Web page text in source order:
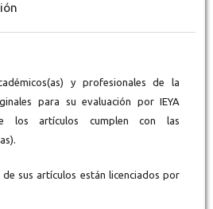
y profesionales de la
para su evaluación por IEYA
los artículos cumplen con las
de sus artículos están licenciados por